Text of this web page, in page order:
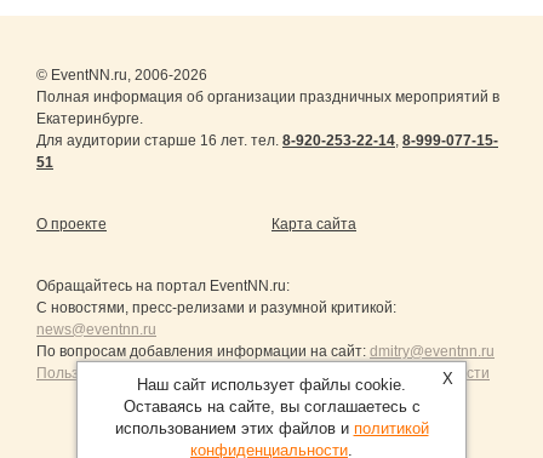
© EventNN.ru, 2006-2026
Полная информация об организации праздничных мероприятий в
Екатеринбурге.
Для аудитории старше 16 лет. тел. 8-920-253-22-14, 8-999-077-15-
51
О проекте Карта сайта
Обращайтесь на портал EventNN.ru:
С новостями, пресс-релизами и разумной критикой:
news@eventnn.ru
По вопросам добавления информации на сайт: dmitry@eventnn.ru
Пользовательское Соглашение и политика конфиденциальности
X
Наш сайт использует файлы cookie.
Оставаясь на сайте, вы соглашаетесь с
использованием этих файлов и политикой
конфиденциальности.